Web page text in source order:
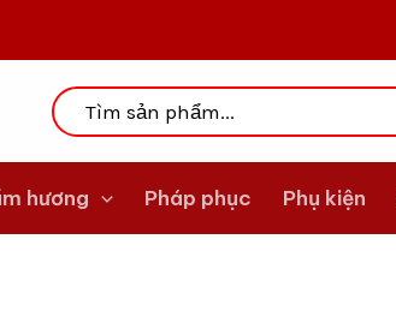
hương Pháp phục Phụ kiện